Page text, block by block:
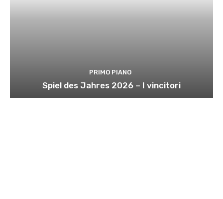
PRIMO PIANO
Spiel des Jahres 2026 – I vincitori